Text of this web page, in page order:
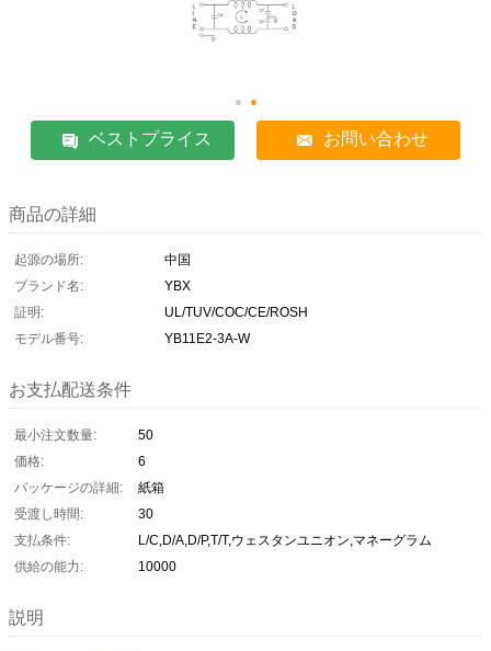
ベストプライス お問い合わせ
商品の詳細
起源の場所:
中国
ブランド名:
YBX
証明:
UL/TUV/COC/CE/ROSH
モデル番号:
YB11E2-3A-W
お支払配送条件
最小注文数量:
50
価格:
6
パッケージの詳細:
紙箱
受渡し時間:
30
支払条件:
L/C,D/A,D/P,T/T,ウェスタンユニオン,マネーグラム
供給の能力:
10000
説明